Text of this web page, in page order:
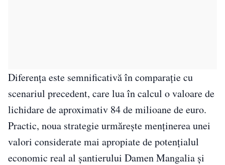
Diferența este semnificativă în comparație cu
scenariul precedent, care lua în calcul o valoare de
lichidare de aproximativ 84 de milioane de euro.
Practic, noua strategie urmărește menținerea unei
valori considerate mai apropiate de potențialul
economic real al șantierului Damen Mangalia și